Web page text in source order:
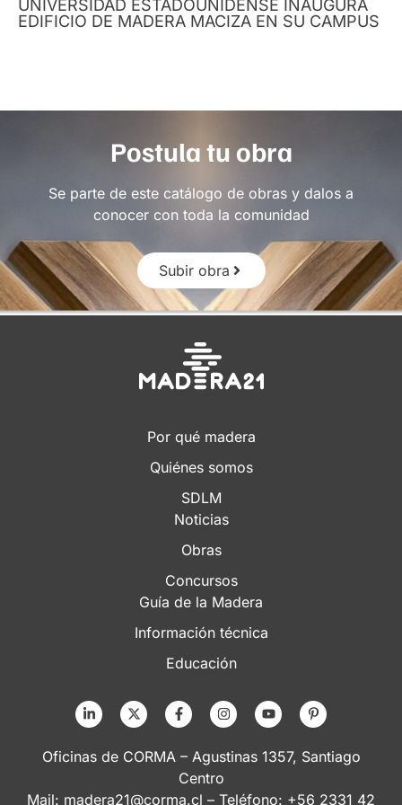
UNIVERSIDAD ESTADOUNIDENSE INAUGURA
EDIFICIO DE MADERA MACIZA EN SU CAMPUS
Postula tu obra
Se parte de este catálogo de obras y dalos a
conocer con toda la comunidad
Subir obra
Por qué madera
Quiénes somos
SDLM
Noticias
Obras
Concursos
Guía de la Madera
Información técnica
Educación
Oficinas de CORMA – Agustinas 1357, Santiago
Centro
Mail: madera21@corma.cl – Teléfono: +56 2331 42